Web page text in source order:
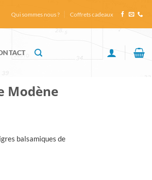
Qui sommes nous ? Coffrets cadeaux
Modène
balsamiques de